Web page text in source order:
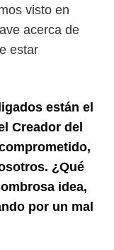
visto en
acerca de
estar
están el
Creador del
¿Qué
brosa idea,
por un mal